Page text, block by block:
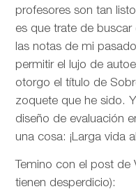
profesores son tan
es que trate de buscar
las notas de mi
permitir el lujo de
otorgo el título de
zoquete que he sido.
diseño de evaluación
una cosa: ¡Larga vida
Temino con el post de
tienen desperdicio):